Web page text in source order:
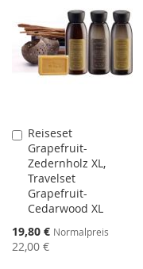
HINZUFÜGEN
HINZUFÜGEN
Reiseset
Grapefruit-
Zedernholz XL,
Travelset
Grapefruit-
Cedarwood XL
Sonderangebot
19,80 € Normalpreis
22,00 €
In
den
Warenkorb